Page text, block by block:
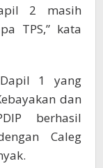
2 masih
TPS,” kata
1 yang
dan
berhasil
Caleg